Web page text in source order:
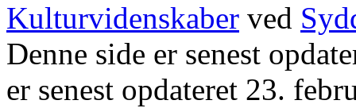
Kulturvidenskaber ved
Denne side er senest
er senest opdateret 23.